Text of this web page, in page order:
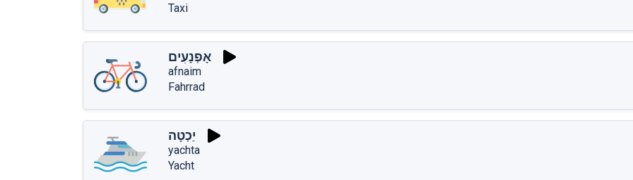
Taxi
אָפְנָעִים
afnaim
Fahrrad
יַכְטָה
yachta
Yacht